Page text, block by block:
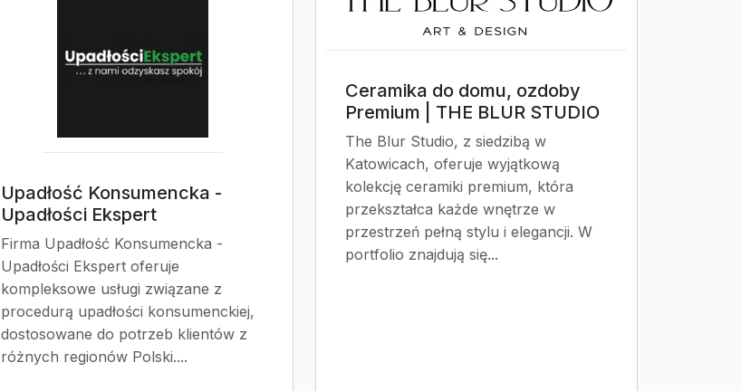
Upadłość Konsumencka -
Upadłości Ekspert
Firma Upadłość Konsumencka -
Upadłości Ekspert oferuje
kompleksowe usługi związane z
procedurą upadłości konsumenckiej,
dostosowane do potrzeb klientów z
różnych regionów Polski....
Ceramika do domu, ozdoby
Premium | THE BLUR STUDIO
The Blur Studio, z siedzibą w
Katowicach, oferuje wyjątkową
kolekcję ceramiki premium, która
przekształca każde wnętrze w
przestrzeń pełną stylu i elegancji. W
portfolio znajdują się...